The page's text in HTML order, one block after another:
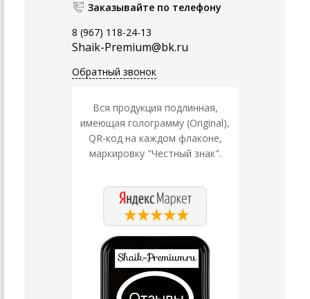
Заказывайте по телефону
8 (967) 118-24-13
Shaik-Premium@bk.ru
Обратный звонок
Вся продукция подлинная,
имеющая голограмму (Original),
QR-код на каждом флаконе,
маркировку "Честный знак".